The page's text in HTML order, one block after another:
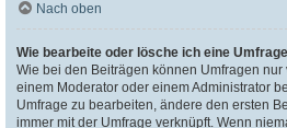
Nach oben
Wie bearbeite oder lösche ich eine
Wie bei den Beiträgen können Umfragen
einem Moderator oder einem Administrator
Umfrage zu bearbeiten, ändere den ersten
immer mit der Umfrage verknüpft. Wenn